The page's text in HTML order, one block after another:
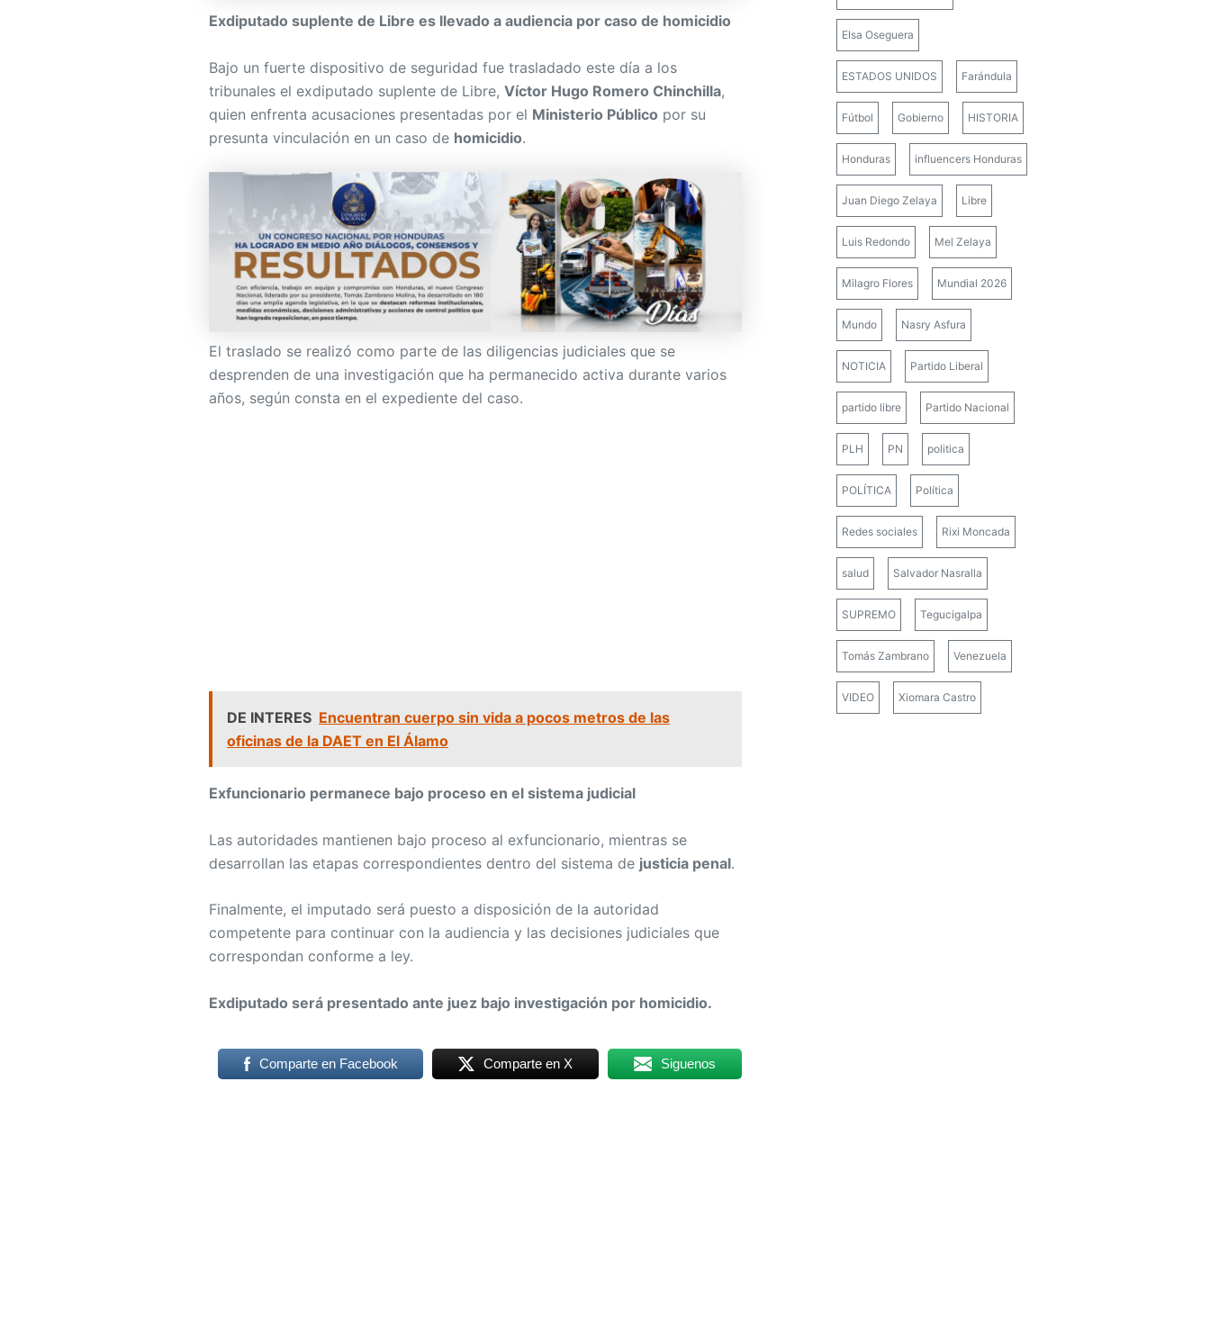
Exdiputado suplente de Libre es llevado a audiencia por caso de homicidio
Bajo un fuerte dispositivo de seguridad fue trasladado este día a los
tribunales el exdiputado suplente de Libre, Víctor Hugo Romero Chinchilla,
quien enfrenta acusaciones presentadas por el Ministerio Público por su
presunta vinculación en un caso de homicidio.
El traslado se realizó como parte de las diligencias judiciales que se
desprenden de una investigación que ha permanecido activa durante varios
años, según consta en el expediente del caso.
DE INTERES Encuentran cuerpo sin vida a pocos metros de las
oficinas de la DAET en El Álamo
Exfuncionario permanece bajo proceso en el sistema judicial
Las autoridades mantienen bajo proceso al exfuncionario, mientras se
desarrollan las etapas correspondientes dentro del sistema de justicia penal.
Finalmente, el imputado será puesto a disposición de la autoridad
competente para continuar con la audiencia y las decisiones judiciales que
correspondan conforme a ley.
Exdiputado será presentado ante juez bajo investigación por homicidio.
Comparte en Facebook Comparte en X Siguenos
Elsa Oseguera
ESTADOS UNIDOS Farándula
Fútbol Gobierno HISTORIA
Honduras influencers Honduras
Juan Diego Zelaya Libre
Luis Redondo Mel Zelaya
Milagro Flores Mundial 2026
Mundo Nasry Asfura
NOTICIA Partido Liberal
partido libre Partido Nacional
PLH PN politica
POLÍTICA Política
Redes sociales Rixi Moncada
salud Salvador Nasralla
SUPREMO Tegucigalpa
Tomás Zambrano Venezuela
VIDEO Xiomara Castro